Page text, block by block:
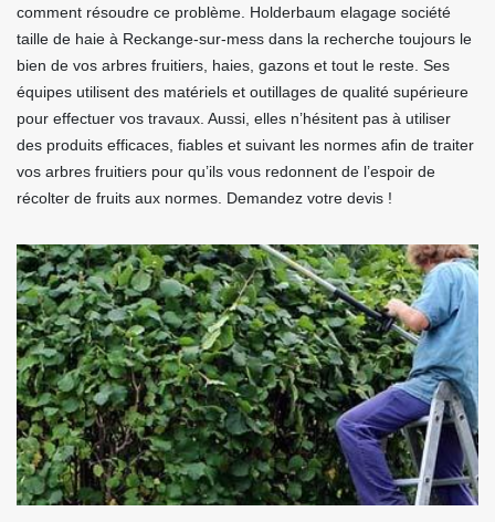
comment résoudre ce problème. Holderbaum elagage société
taille de haie à Reckange-sur-mess dans la recherche toujours le
bien de vos arbres fruitiers, haies, gazons et tout le reste. Ses
équipes utilisent des matériels et outillages de qualité supérieure
pour effectuer vos travaux. Aussi, elles n’hésitent pas à utiliser
des produits efficaces, fiables et suivant les normes afin de traiter
vos arbres fruitiers pour qu’ils vous redonnent de l’espoir de
récolter de fruits aux normes. Demandez votre devis !